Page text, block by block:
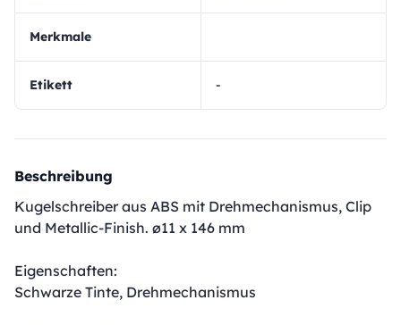
Merkmale
Etikett -
Beschreibung
Kugelschreiber aus ABS mit Drehmechanismus, Clip
und Metallic-Finish. ø11 x 146 mm
Eigenschaften:
Schwarze Tinte, Drehmechanismus